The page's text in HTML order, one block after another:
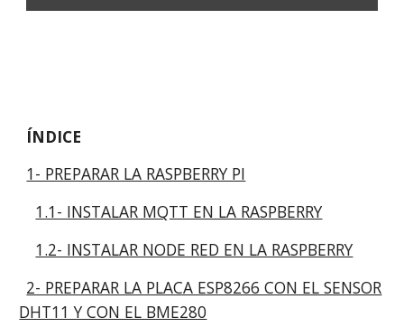
ÍNDICE
1- PREPARAR LA RASPBERRY PI
1.1- INSTALAR MQTT EN LA RASPBERRY
1.2- INSTALAR NODE RED EN LA RASPBERRY
2- PREPARAR LA PLACA ESP8266 CON EL SENSOR
DHT11 Y CON EL BME280